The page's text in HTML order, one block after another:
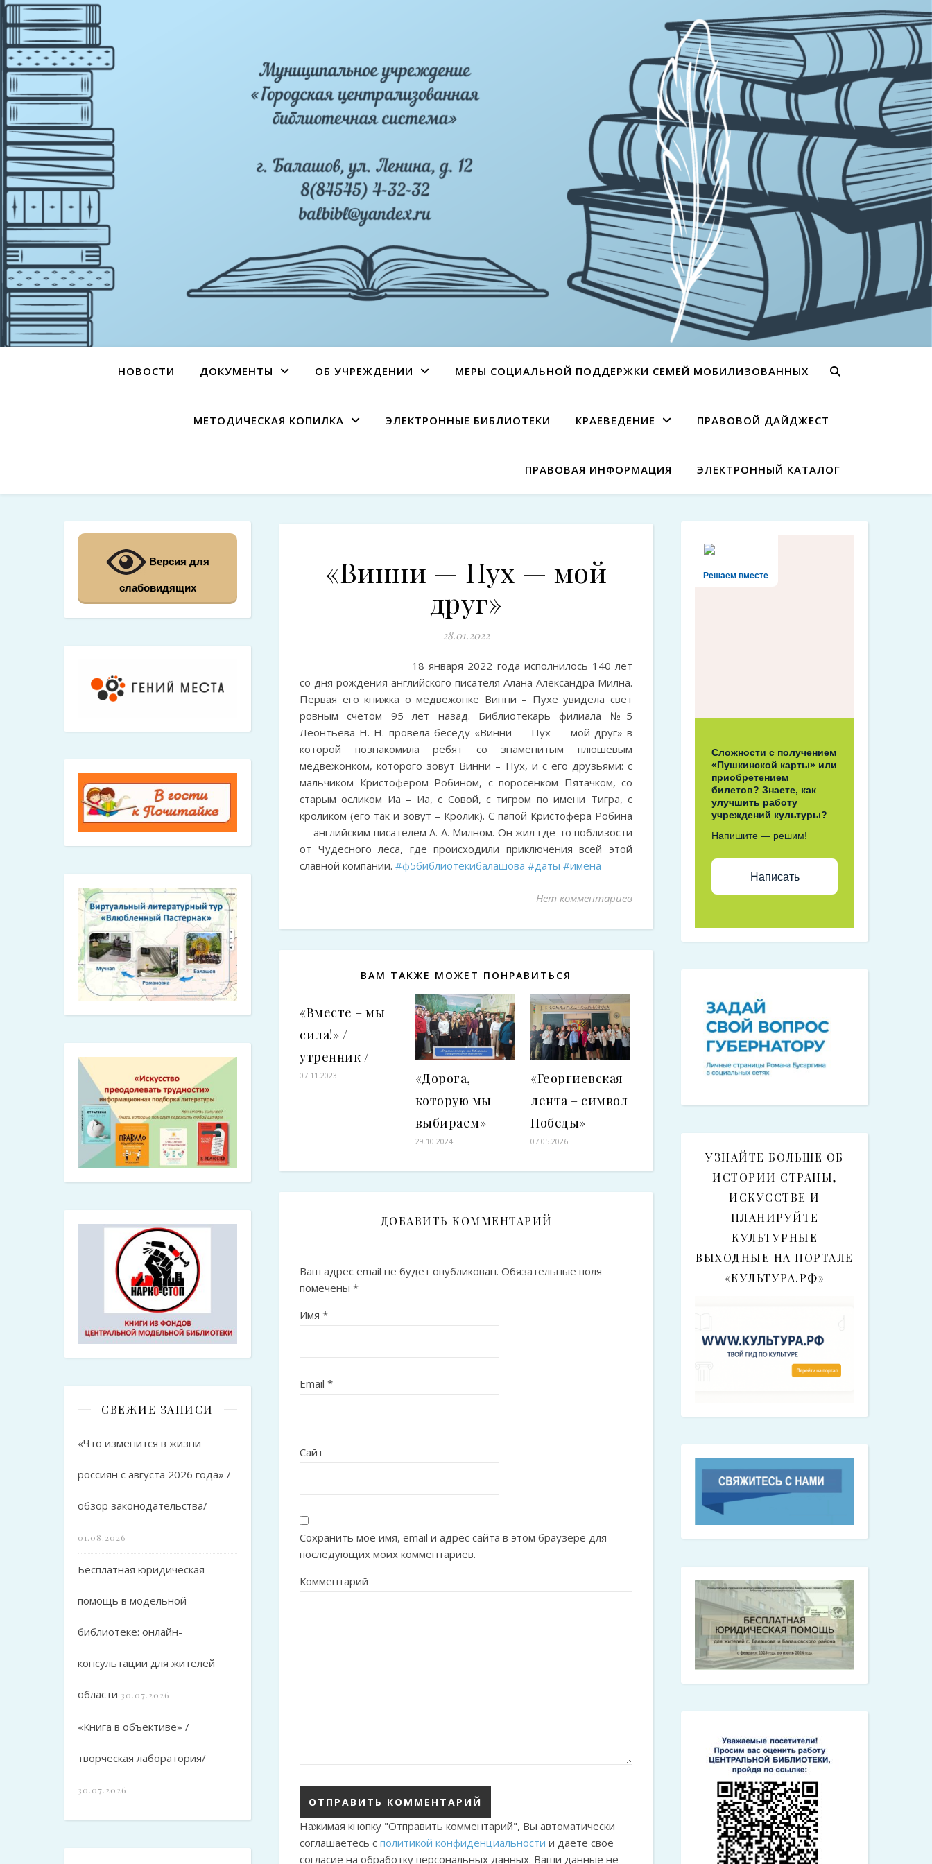
НОВОСТИ ДОКУМЕНТЫ ОБ УЧРЕЖДЕНИИ МЕРЫ СОЦИАЛЬНОЙ ПОДДЕРЖКИ СЕМЕЙ МОБИЛИЗОВАННЫХ
МЕТОДИЧЕСКАЯ КОПИЛКА ЭЛЕКТРОННЫЕ БИБЛИОТЕКИ КРАЕВЕДЕНИЕ ПРАВОВОЙ ДАЙДЖЕСТ
ПРАВОВАЯ ИНФОРМАЦИЯ ЭЛЕКТРОННЫЙ КАТАЛОГ
Версия для
слабовидящих
СВЕЖИЕ ЗАПИСИ
«Что изменится в жизни
россиян с августа 2026 года» /
обзор законодательства/
01.08.2026
Бесплатная юридическая
помощь в модельной
библиотеке: онлайн-
консультации для жителей
области 30.07.2026
«Книга в объективе» /
творческая лаборатория/
30.07.2026
«Винни — Пух — мой
друг»
28.01.2022
18 января 2022 года исполнилось 140 лет
со дня рождения английского писателя Алана Александра Милна.
Первая его книжка о медвежонке Винни – Пухе увидела свет
ровным счетом 95 лет назад. Библиотекарь филиала №5
Леонтьева Н. Н. провела беседу «Винни — Пух — мой друг» в
которой познакомила ребят со знаменитым плюшевым
медвежонком, которого зовут Винни – Пух, и с его друзьями: с
мальчиком Кристофером Робином, с поросенком Пятачком, со
старым осликом Иа – Иа, с Совой, с тигром по имени Тигра, с
кроликом (его так и зовут – Кролик). С папой Кристофера Робина
— английским писателем А. А. Милном. Он жил где-то поблизости
от Чудесного леса, где происходили приключения всей этой
славной компании. #ф5библиотекибалашова #даты #имена
Нет комментариев
ВАМ ТАКЖЕ МОЖЕТ ПОНРАВИТЬСЯ
«Вместе – мы
сила!» /
утренник /
07.11.2023
«Дорога,
которую мы
выбираем»
29.10.2024
«Георгиевская
лента – символ
Победы»
07.05.2026
ДОБАВИТЬ КОММЕНТАРИЙ
Ваш адрес email не будет опубликован. Обязательные поля
помечены *
Имя *
Email *
Сайт
Сохранить моё имя, email и адрес сайта в этом браузере для
последующих моих комментариев.
Комментарий
Нажимая кнопку "Отправить комментарий", Вы автоматически
соглашаетесь с политикой конфиденциальности и даете свое
согласие на обработку персональных данных. Ваши данные не
Решаем вместе
Сложности с получением
«Пушкинской карты» или
приобретением
билетов? Знаете, как
улучшить работу
учреждений культуры?
Напишите — решим!
Написать
УЗНАЙТЕ БОЛЬШЕ ОБ
ИСТОРИИ СТРАНЫ,
ИСКУССТВЕ И
ПЛАНИРУЙТЕ
КУЛЬТУРНЫЕ
ВЫХОДНЫЕ НА ПОРТАЛЕ
«КУЛЬТУРА.РФ»